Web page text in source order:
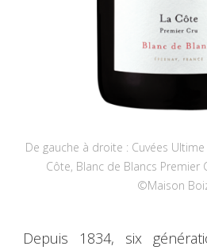
De gauche à droite : Cuvées
Côte, Blanc de Blancs Premier
©Maison
Depuis 1834, six